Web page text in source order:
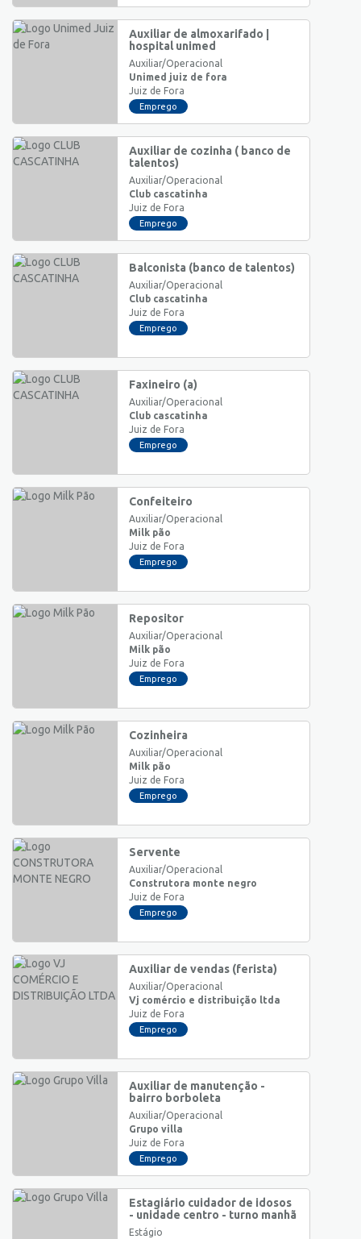
Auxiliar de almoxarifado |
hospital unimed
Auxiliar/Operacional
Unimed juiz de fora
Juiz de Fora
Emprego
Auxiliar de cozinha ( banco de
talentos)
Auxiliar/Operacional
Club cascatinha
Juiz de Fora
Emprego
Balconista (banco de talentos)
Auxiliar/Operacional
Club cascatinha
Juiz de Fora
Emprego
Faxineiro (a)
Auxiliar/Operacional
Club cascatinha
Juiz de Fora
Emprego
Confeiteiro
Auxiliar/Operacional
Milk pão
Juiz de Fora
Emprego
Repositor
Auxiliar/Operacional
Milk pão
Juiz de Fora
Emprego
Cozinheira
Auxiliar/Operacional
Milk pão
Juiz de Fora
Emprego
Servente
Auxiliar/Operacional
Construtora monte negro
Juiz de Fora
Emprego
Auxiliar de vendas (ferista)
Auxiliar/Operacional
Vj comércio e distribuição ltda
Juiz de Fora
Emprego
Auxiliar de manutenção -
bairro borboleta
Auxiliar/Operacional
Grupo villa
Juiz de Fora
Emprego
Estagiário cuidador de idosos
- unidade centro - turno manhã
Estágio